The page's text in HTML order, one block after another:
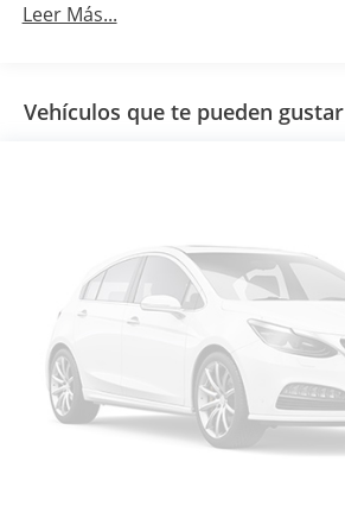
Leer Más...
Vehículos que te pueden gustar